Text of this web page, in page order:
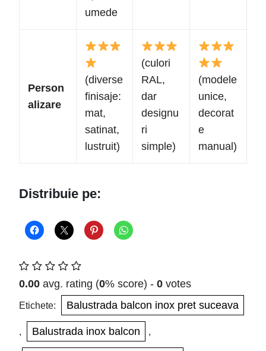
umede
Person
alizare
(diverse
finisaje:
mat,
satinat,
lustruit)
(culori
RAL,
dar
designu
ri
simple)
(modele
unice,
decorat
e
manual)
Distribuie pe:
0.00 avg. rating (0% score) - 0 votes
Etichete: Balustrada balcon inox pret suceava
, Balustrada inox balcon ,